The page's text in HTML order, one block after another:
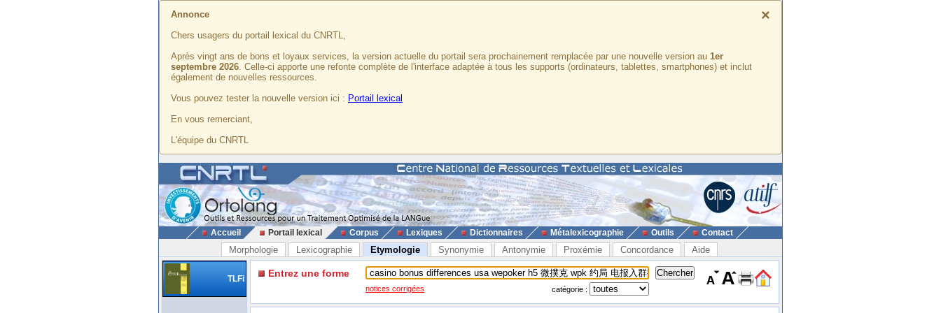
×
Annonce
Chers usagers du portail lexical du CNRTL,
Après vingt ans de bons et loyaux services, la version actuelle du portail sera prochainement remplacée par une nouvelle version au 1er
septembre 2026. Celle-ci apporte une refonte complète de l'interface adaptée à tous les supports (ordinateurs, tablettes, smartphones) et inclut
également de nouvelles ressources.
Vous pouvez tester la nouvelle version ici : Portail lexical
En vous remerciant,
L'équipe du CNRTL
Accueil Portail lexical Corpus Lexiques Dictionnaires Métalexicographie Outils Contact
Morphologie Lexicographie Etymologie Synonymie Antonymie Proxémie Concordance Aide
TLFi Entrez une forme
notices corrigées catégorie :